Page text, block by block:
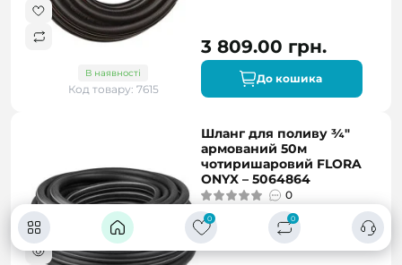
0 0
В наявності
Код товару: 7615
3 809.00 грн.
До кошика
Шланг для поливу ¾"
армований 50м
чотиришаровий FLORA
ONYX – 5064864
0